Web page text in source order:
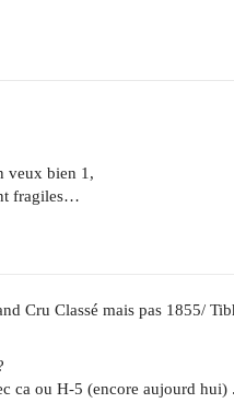
veux bien 1,
fragiles…
Cru Classé mais pas 1855/
ca ou H-5 (encore aujourd hui)